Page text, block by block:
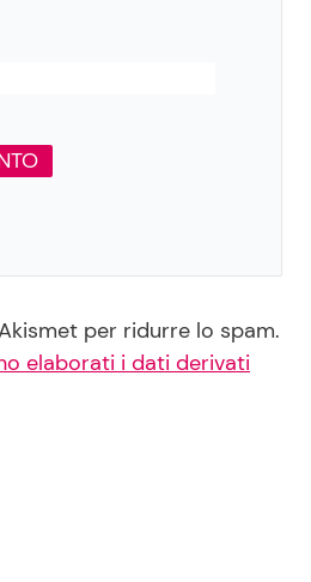
per ridurre lo spam.
elaborati i dati derivati